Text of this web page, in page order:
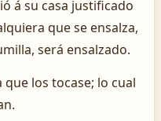
á su casa justificado
que se ensalza,
será ensalzado.
los tocase; lo cual